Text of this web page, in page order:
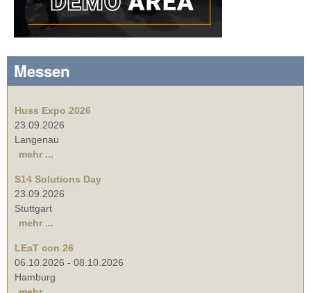
Messen
Huss Expo 2026
23.09.2026
Langenau
mehr ...
S14 Solutions Day
23.09.2026
Stuttgart
mehr ...
LEaT con 26
06.10.2026 - 08.10.2026
Hamburg